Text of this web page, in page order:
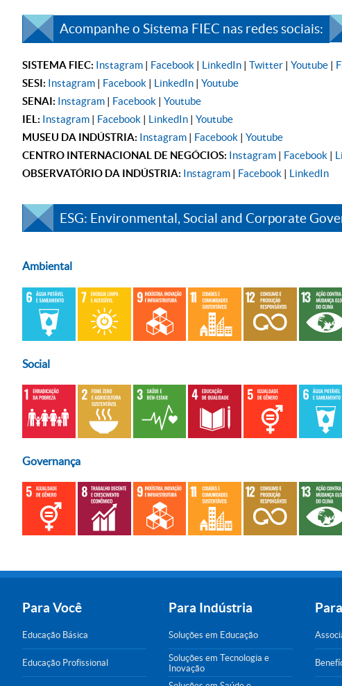
Acompanhe o Sistema FIEC nas redes sociais:
SISTEMA FIEC: Instagram | Facebook | LinkedIn | Twitter | Youtube |
SESI: Instagram | Facebook | LinkedIn | Youtube
SENAI: Instagram | Facebook | Youtube
IEL: Instagram | Facebook | LinkedIn | Youtube
MUSEU DA INDÚSTRIA: Instagram | Facebook | Youtube
CENTRO INTERNACIONAL DE NEGÓCIOS: Instagram | Facebook |
OBSERVATÓRIO DA INDÚSTRIA: Instagram | Facebook | LinkedIn
ESG: Environmental, Social and Corporate
Ambiental
Social
Governança
Para Você
Educação Básica
Educação Profissional
Para Indústria
Soluções em Educação
Soluções em Tecnologia e
Inovação